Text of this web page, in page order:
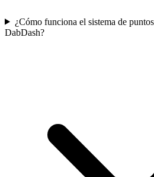
¿Cómo funciona el sistema de
DabDash?